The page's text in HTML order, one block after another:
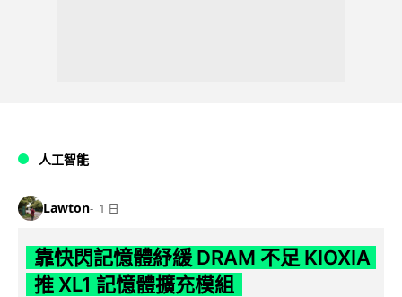
人工智能
Lawton 1 日
靠快閃記憶體紓緩 DRAM 不足 KIOXIA
推 XL1 記憶體擴充模組